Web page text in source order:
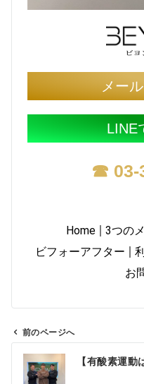
メー
LINE
☎ 03-
Home 3つの
ビフォーアフター
お
前のページへ
【有酸素運動